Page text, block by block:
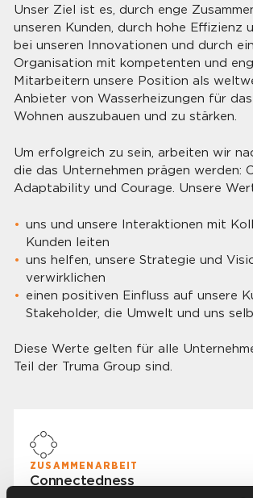
Unser Ziel ist es, durch enge
unseren Kunden, durch hohe Effizienz
bei unseren Innovationen und durch
Organisation mit kompetenten und
Mitarbeitern unsere Position als
Anbieter von Wasserheizungen für
Wohnen auszubauen und zu stärken.
Um erfolgreich zu sein, arbeiten wir
die das Unternehmen prägen werden:
Adaptability und Courage. Unsere
uns und unsere Interaktionen mit
Kunden leiten
uns helfen, unsere Strategie und
verwirklichen
einen positiven Einfluss auf unsere
Stakeholder, die Umwelt und uns
Diese Werte gelten für alle
Teil der Truma Group sind.
ZUSAMMENARBEIT
Connectedness